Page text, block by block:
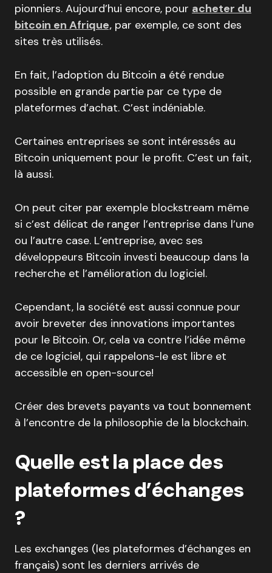
pionniers. Aujourd’hui encore, pour acheter du
bitcoin en Afrique, par exemple, ce sont des
sites très utilisés.
En fait, l’adoption du Bitcoin a été rendue
possible en grande partie par ce type de
plateformes d’achat. C’est indéniable.
Certaines entreprises se sont intéressés au
Bitcoin uniquement pour le profit. C’est un fait,
là aussi.
On peut citer par exemple blockstream même
si c’est délicat de ranger l’entreprise dans l’une
ou l’autre case. L’entreprise, avec ses
développeurs Bitcoin investi beaucoup dans la
recherche et l’amélioration du logiciel.
Cependant, la société est aussi connue pour
avoir breveter des innovations importantes
pour le Bitcoin. Or, cela va contre l’idée même
de ce logiciel, qui rappelons-le est libre et
accessible en open-source!
Créer des brevets payants va tout bonnement
à l’encontre de la philosophie de la blockchain.
Quelle est la place des
plateformes d’échanges
?
Les exchanges (les plateformes d’échanges en
français) sont les derniers arrivés de